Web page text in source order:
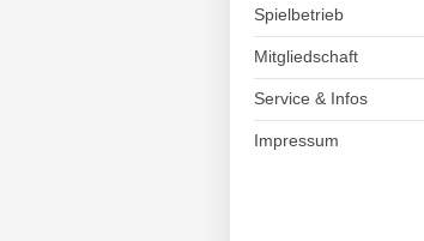
Spielbetrieb
Mitgliedschaft
Service & Infos
Impressum